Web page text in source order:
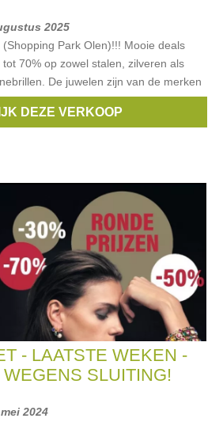
2025
Park Olen)!!! Mooie deals
70% op zowel stalen, zilveren als
De juwelen zijn van de merken
, Biba,Clayre & Eef,
DEZE VERKOOP
- LAATSTE WEKEN -
SLUITING!
2024